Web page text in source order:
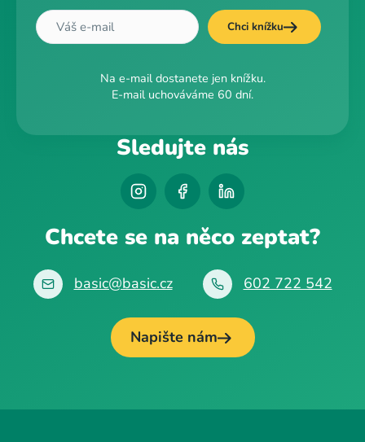
Chci knížku
Na e-mail dostanete jen knížku.
E-mail uchováváme 60 dní.
Sledujte nás
Chcete se na něco zeptat?
basic@basic.cz 602 722 542
Napište nám